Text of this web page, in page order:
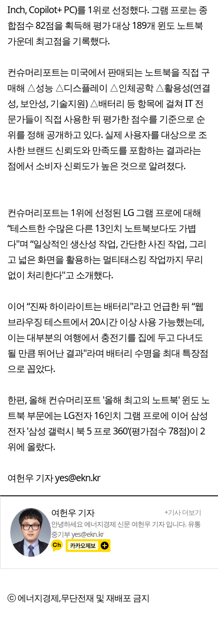
Inch, Copilot+ PC)를 1위로 선정했다. 그램 프로는 종
합점수 82점을 획득해 평가 대상 189개 윈도 노트북
가운데 최고점을 기록했다.
컨슈머리포트는 미국에서 판매되는 노트북을 직접 구
매해 △성능 △디스플레이 △인체공학 △활용성(연결
성, 보안성, 기술지원) △배터리 등 항목에 걸쳐 IT 전
문가들이 직접 사용한 뒤 평가한 점수를 기준으로 순
위를 정해 공개하고 있다. 실제 사용자를 대상으로 조
사한 브랜드 신뢰도와 만족도를 포함하는 결과라는
점에서 소비자 신뢰도가 높은 것으로 알려졌다.
컨슈머리포트는 1위에 선정된 LG 그램 프로에 대해
“테스트한 수많은 다른 13인치 노트북보다도 가볍
다"며 “일상적인 생산성 작업, 간단한 사진 작업, 그리
고 넓은 화면을 활용하는 멀티태스킹 작업까지 무리
없이 처리한다"고 소개했다.
이어 “진짜 하이라이트는 배터리"라고 언급한 뒤 “웹
브라우징 테스트에서 20시간 이상 사용 가능했는데,
이는 대부분의 여행에서 충전기를 집에 두고 다녀도
될 만큼 뛰어난 결과"라며 배터리 수명을 최대 특장점
으로 꼽았다.
한편, 올해 컨슈머리포트 '올해 최고의 노트북' 윈도 노
트북 부문에는 LG전자 16인치 그램 프로에 이어 삼성
전자 '삼성 갤럭시 북 5 프로 360'(평가점수 78점)이 2
위에 올랐다.
여헌우 기자 yes@ekn.kr
여헌우 기자
+기사 더보기
안녕하세요 에너지경제 신문 여헌우 기자 입니다. 유통
중기부 yes@ekn.kr
ⓒ 에너지경제,무단전재 및 재배포 금지